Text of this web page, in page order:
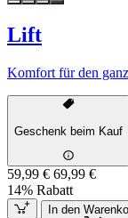
Lift
Komfort für den
Geschenk beim Kauf
59,99 € 69,99 €
14% Rabatt
In den